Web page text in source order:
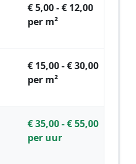
€ 5,00 - € 12,00
per m²
€ 15,00 - € 30,00
per m²
€ 35,00 - € 55,00
per uur